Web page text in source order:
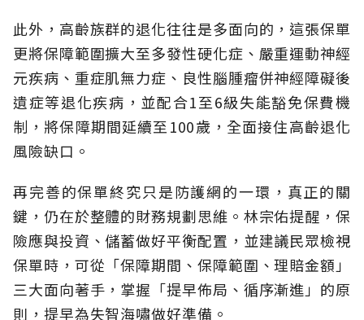
此外，高齡族群的退化往往是多面向的，這張保單
更將保障範圍擴大至多發性硬化症、嚴重運動神經
元疾病、重症肌無力症、良性腦腫瘤併神經障礙後
遺症等退化疾病，並配合1至6級失能豁免保費機
制，將保障期間延續至100歲，全面接住高齡退化
風險缺口。
再完善的保單終究只是防護網的一環，真正的關
鍵，仍在於整體的財務規劃思維。 林宗佑提醒，保
險應與投資、儲蓄做好平衡配置，並建議民眾檢視
保單時，可從「保障期間、保障範圍、理賠金額」
三大面向著手，掌握「提早佈局、循序漸進」的原
則，提早為失智海嘯做好準備。